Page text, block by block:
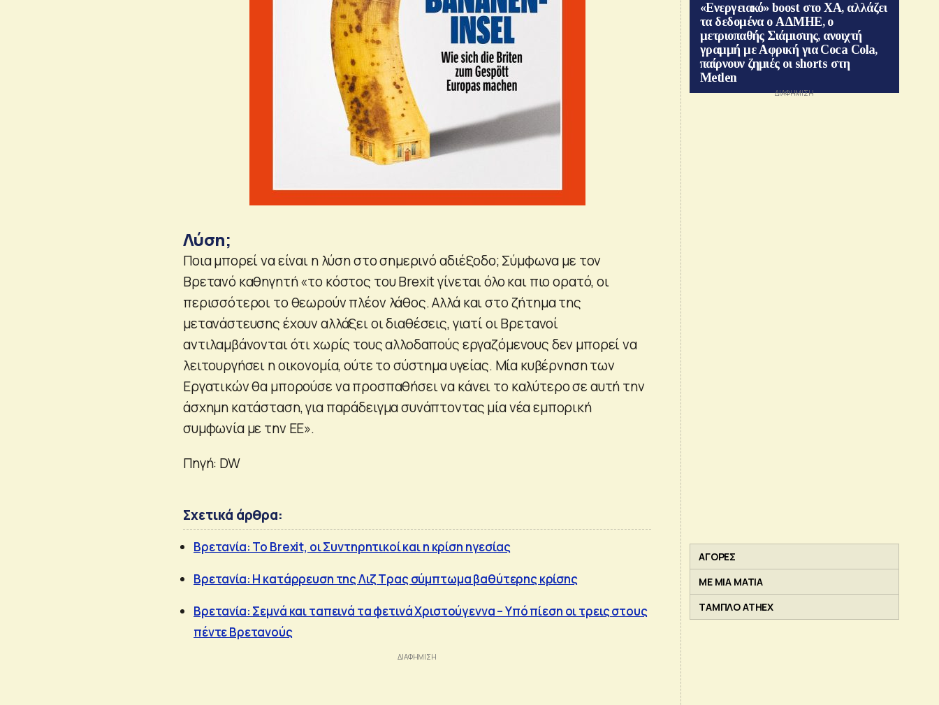
Λύση;
Ποια μπορεί να είναι η λύση στο σημερινό αδιέξοδο; Σύμφωνα με τον
Βρετανό καθηγητή «το κόστος του Brexit γίνεται όλο και πιο ορατό, οι
περισσότεροι το θεωρούν πλέον λάθος. Αλλά και στο ζήτημα της
μετανάστευσης έχουν αλλάξει οι διαθέσεις, γιατί οι Βρετανοί
αντιλαμβάνονται ότι χωρίς τους αλλοδαπούς εργαζόμενους δεν μπορεί να
λειτουργήσει η οικονομία, ούτε το σύστημα υγείας. Μία κυβέρνηση των
Εργατικών θα μπορούσε να προσπαθήσει να κάνει το καλύτερο σε αυτή την
άσχημη κατάσταση, για παράδειγμα συνάπτοντας μία νέα εμπορική
συμφωνία με την ΕΕ».
Πηγή: DW
Σχετικά άρθρα:
Βρετανία: Το Brexit, οι Συντηρητικοί και η κρίση ηγεσίας
Βρετανία: H κατάρρευση της Λιζ Τρας σύμπτωμα βαθύτερης κρίσης
Βρετανία: Σεμνά και ταπεινά τα φετινά Χριστούγεννα – Υπό πίεση οι τρεις στους
πέντε Βρετανούς
«Ενεργειακό» boost στο ΧΑ, αλλάζει
τα δεδομένα ο ΑΔΜΗΕ, ο
μετριοπαθής Σιάμισιης, ανοιχτή
γραμμή με Αφρική για Coca Cola,
παίρνουν ζημιές οι shorts στη
Metlen
ΑΓΟΡΕΣ
ΜΕ ΜΙΑ ΜΑΤΙΑ
ΤΑΜΠΛΟ ATHEX